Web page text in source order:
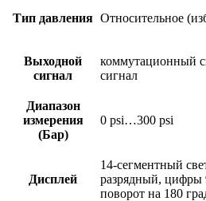
Тип давления Относительное
Выходной
сигнал
коммутационный
сигнал
Диапазон
измерения
(Бар)
0 psi…300 psi
Дисплей
14-сегментный
разрядный, цифры
поворот на 180